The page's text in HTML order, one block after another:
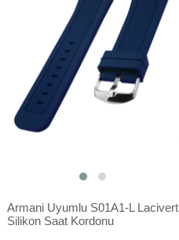
Armani Uyumlu S01A1-L Lacivert
Silikon Saat Kordonu